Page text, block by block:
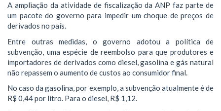
A ampliação da atividade de fiscalização da ANP faz parte de
um pacote do governo para impedir um choque de preços de
derivados no país.
Entre outras medidas, o governo adotou a política de
subvenção, uma espécie de reembolso para que produtores e
importadores de derivados como diesel, gasolina e gás natural
não repassem o aumento de custos ao consumidor final.
No caso da gasolina, por exemplo, a subvenção atualmente é de
R$ 0,44 por litro. Para o diesel, R$ 1,12.